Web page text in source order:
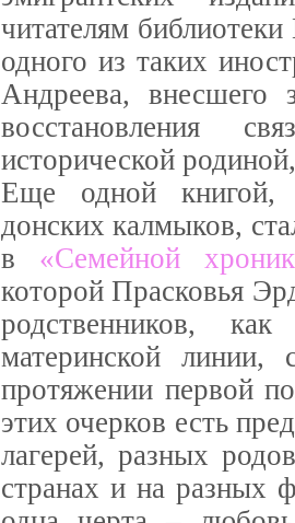
читателям
одного из таких
Андреева, внесшего
восстановления
исторической
Еще одной книгой,
донских калмыков,
в «Семейной
которой Прасковья
родственников,
материнской линии,
протяжении первой
этих очерков есть
лагерей, разных
странах и на разных